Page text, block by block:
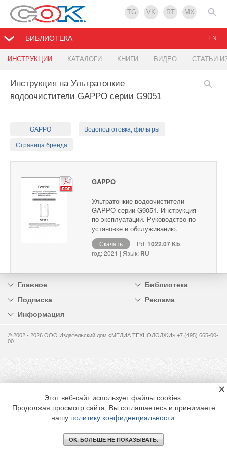
TG VK RT MX
БИБЛИОТЕКА
ИНСТРУКЦИИ КАТАЛОГИ КНИГИ ВИДЕО СТАТЬИ
EN
Инструкция на Ультратонкие
водоочистители GAPPO серии G9051
GAPPO Водоподготовка, фильтры
Страница бренда
GAPPO
Ультратонкие водоочистители
GAPPO серии G9051. Инструкция
по эксплуатации. Руководство по
установке и обслуживанию.
Скачать Pdf1022.07 Kb
год: 2021 | Язык: RU
Главное
Библиотека
Подписка
Реклама
Информация
© 2002 - 2026 OOO Издательский дом «МЕДИА ТЕХНОЛОДЖИ» +7 (495) 665-00-
00
Этот веб-сайт использует файлы cookies.
Продолжая просмотр сайта, Вы соглашаетесь и принимаете
нашу политику конфиденциальности
ОК. БОЛЬШЕ НЕ ПОКАЗЫВАТЬ.
×